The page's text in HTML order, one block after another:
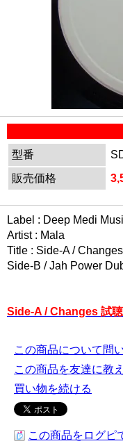
型番
販売価格
Label : Deep Medi
Artist : Mala
Title : Side-A / Changes
Side-B / Jah Power
Side-A / Changes 試
この商品について問
この商品を友達に教
買い物を続ける
この商品をログピ